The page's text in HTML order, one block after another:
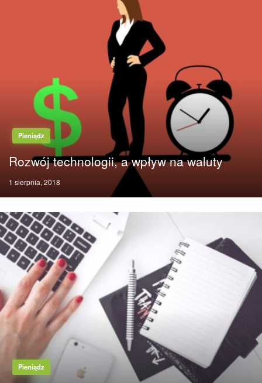
Pieniądz
Rozwój technologii, a wpływ na waluty
Posted
on
1 sierpnia, 2018
Pieniądz